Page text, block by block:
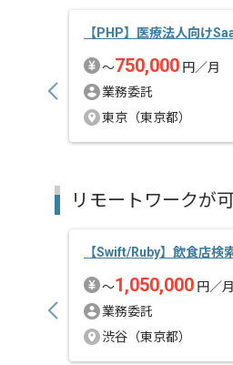
【PHP】医療法人向け
〜750,000 円／月
業務委託
東京（東京都）
リモートワークが
【Swift/Ruby】飲食店検
〜1,050,000 円／月
業務委託
渋谷（東京都）